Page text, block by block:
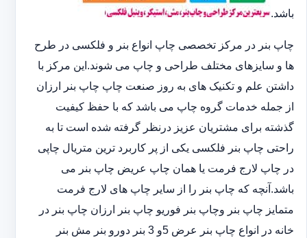
باشد.
چاپ بنر در مرکز تخصصی چاپ انواع بنر و فلکسی در طرح
ها و سایزهای مختلف طراحی و چاپ می شوند.این مرکز با
داشتن علم و تکنیک های به روز صنعت چاپ چاپ بنر ارزان
از جمله خدمات گروه چاپ می باشد که با حفظ کیفیت
گذشته برای مشتریان عزیز درنظر گرفته شده است تا به
راحتی چاپ بنر فلکسی یکی از پر کاربرد ترین متریال چاپی
در چاپ لارج فرمت یا همان چاپ عریض چاپ بنر می
باشد.آنچه که چاپ بنر را از سایر چاپ های لارج فرمت
متمایز چاپ بنر وچاپ بنر فوریو چاپ بنر ارزان چاپ بنر در
خانه در انواع چاپ بنر عرض 5و 3 بنر دورو بنر مش بنر